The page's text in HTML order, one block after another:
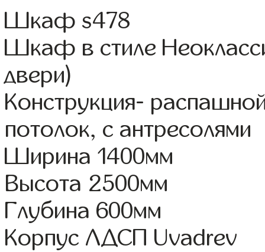
Шкаф s478
Шкаф в стиле
двери)
Конструкция-
потолок, с антресолями
Ширина 1400мм
Высота 2500мм
Глубина 600мм
Корпус ЛДСП Uvadrev